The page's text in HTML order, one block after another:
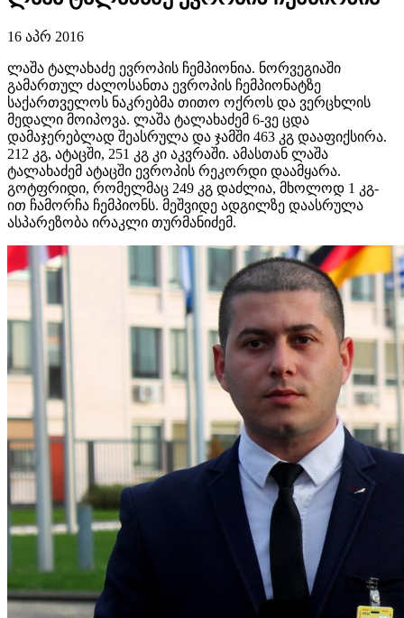
16 აპრ 2016
ლაშა ტალახაძე ევროპის ჩემპიონია. ნორვეგიაში
გამართულ ძალოსანთა ევროპის ჩემპიონატზე
საქართველოს ნაკრებმა თითო ოქროს და ვერცხლის
მედალი მოიპოვა. ლაშა ტალახაძემ 6-ვე ცდა
დამაჯერებლად შეასრულა და ჯამში 463 კგ დააფიქსირა.
212 კგ, ატაცში, 251 კგ კი აკვრაში. ამასთან ლაშა
ტალახაძემ ატაცში ევროპის რეკორდი დაამყარა.
გოტფრიდი, რომელმაც 249 კგ დაძლია, მხოლოდ 1 კგ-
ით ჩამორჩა ჩემპიონს. მეშვიდე ადგილზე დაასრულა
ასპარეზობა ირაკლი თურმანიძემ.